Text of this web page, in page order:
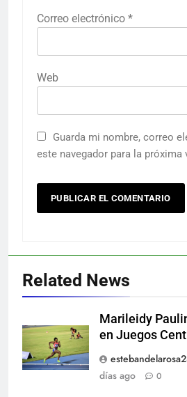
Correo electrónico *
Web
Guarda mi nombre, correo
este navegador para la próxima
Related News
Marileidy
en Juegos
días ago
0